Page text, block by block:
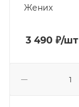
Жених
3 490 ₽/шт